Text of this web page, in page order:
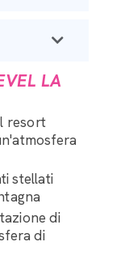
LA
resort
stellati
di
di